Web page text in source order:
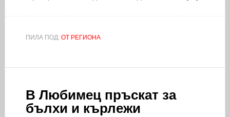
ПИЛА ПОД: ОТ РЕГИОНА
В Любимец пръскат за
бълхи и кърлежи